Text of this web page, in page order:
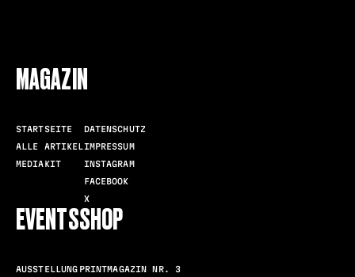
MAGAZIN
STARTSEITE
ALLE ARTIKEL
MEDIAKIT
DATENSCHUTZ
IMPRESSUM
INSTAGRAM
FACEBOOK
X
EVENTS
AUSSTELLUNG
SHOP
PRINTMAGAZIN NR. 3